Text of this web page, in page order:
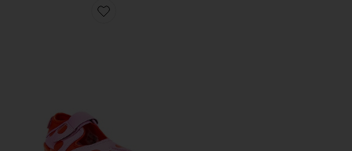
Favorite КРОССОВКИ AIR RIFT DOT